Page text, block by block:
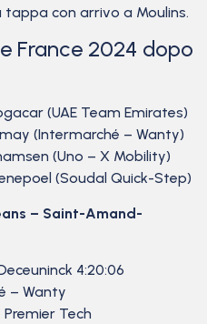
tappa con arrivo a Moulins.
France 2024 dopo
(UAE Team Emirates)
(Intermarché – Wanty)
(Uno – X Mobility)
(Soudal Quick-Step)
– Saint-Amand-
4:20:06
– Wanty
Premier Tech